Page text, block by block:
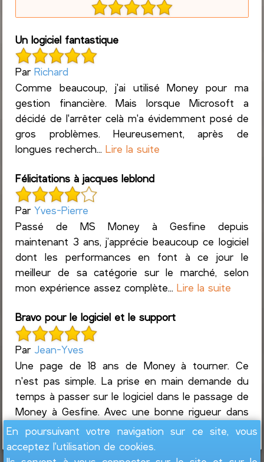
Un logiciel fantastique
ParRichard
Comme beaucoup, j'ai utilisé Money pour ma
gestion financière. Mais lorsque Microsoft a
décidé de l'arrêter celà m'a évidemment posé de
gros problèmes. Heureusement, après de
longues recherch...Lire la suite
Félicitations à jacques leblond
ParYves-Pierre
Passé de MS Money à Gesfine depuis
maintenant 3 ans, j’apprécie beaucoup ce logiciel
dont les performances en font à ce jour le
meilleur de sa catégorie sur le marché, selon
mon expérience assez complète...Lire la suite
Bravo pour le logiciel et le support
Par Jean-Yves
Une page de 18 ans de Money à tourner. Ce
n'est pas simple. La prise en main demande du
temps à passer sur le logiciel dans le passage de
Money à Gesfine. Avec une bonne rigueur dans
le suivi des co...Lire la suite
En poursuivant votre navigation sur ce site, vous
acceptez l'utilisation de cookies.